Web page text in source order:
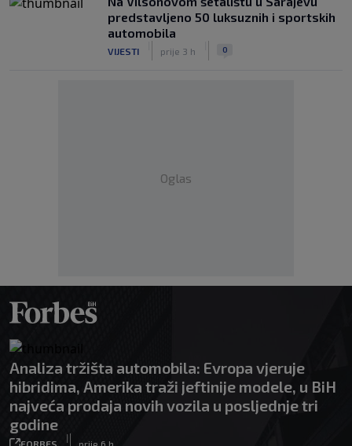
predstavljeno 50 luksuznih i sportskih
automobila
VIJESTI prije 3 h 0
Oglas
Analiza tržišta automobila: Evropa vjeruje
hibridima, Amerika traži jeftinije modele, u BiH
najveća prodaja novih vozila u posljednje tri
godine
FORBES
|
prije 6 h